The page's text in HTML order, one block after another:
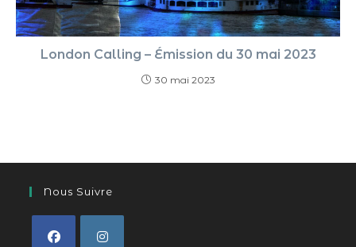
London Calling – Émission du 30 mai 2023
30 mai 2023
Nous Suivre